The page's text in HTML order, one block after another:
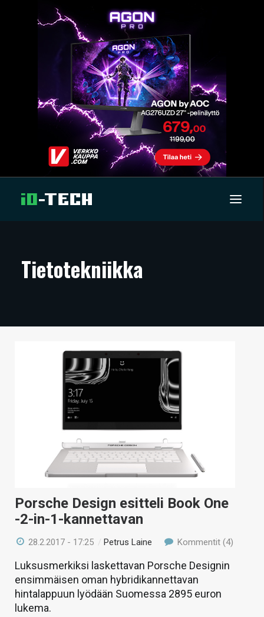
ARTIKKELIT
TECHBBS
VAIHDA TEEMA
Tietotekniikka
Porsche Design esitteli Book One
-2-in-1-kannettavan
28.2.2017 - 17:25 / Petrus Laine Kommentit (4)
Luksusmerkiksi laskettavan Porsche Designin
ensimmäisen oman hybridikannettavan
hintalappuun lyödään Suomessa 2895 euron
lukema.